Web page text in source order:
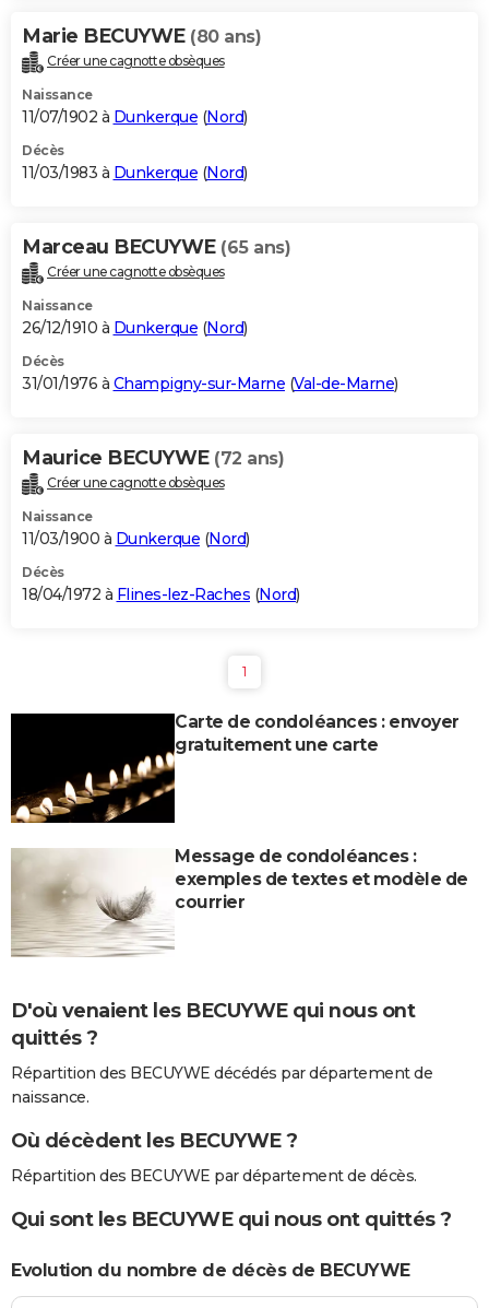
Marie BECUYWE (80 ans)
Créer une cagnotte obsèques
Naissance
11/07/1902 à Dunkerque (Nord)
Décès
11/03/1983 à Dunkerque (Nord)
Marceau BECUYWE (65 ans)
Créer une cagnotte obsèques
Naissance
26/12/1910 à Dunkerque (Nord)
Décès
31/01/1976 à Champigny-sur-Marne (Val-de-Marne)
Maurice BECUYWE (72 ans)
Créer une cagnotte obsèques
Naissance
11/03/1900 à Dunkerque (Nord)
Décès
18/04/1972 à Flines-lez-Raches (Nord)
1
Carte de condoléances : envoyer
gratuitement une carte
Message de condoléances :
exemples de textes et modèle de
courrier
D'où venaient les BECUYWE qui nous ont
quittés ?
Répartition des BECUYWE décédés par département de
naissance.
Où décèdent les BECUYWE ?
Répartition des BECUYWE par département de décès.
Qui sont les BECUYWE qui nous ont quittés ?
Evolution du nombre de décès de BECUYWE